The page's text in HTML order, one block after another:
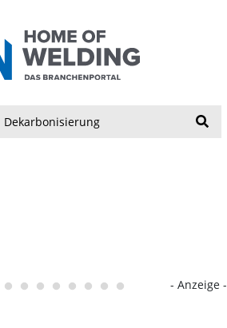
- Anzeige -